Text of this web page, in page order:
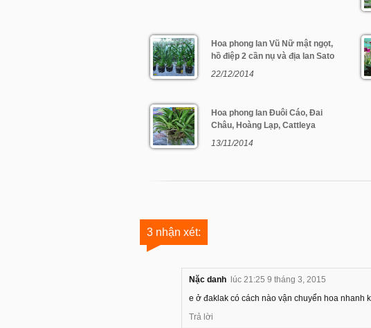
Hoa phong lan Vũ Nữ mật ngọt,
hồ điệp 2 cần nụ và địa lan Sato
22/12/2014
Hoa phong lan Đuôi Cáo, Đai
Châu, Hoàng Lạp, Cattleya
13/11/2014
3 nhận xét:
Nặc danh
lúc 21:25 9 tháng 3, 2015
e ở đaklak có cách nào vận chuyển hoa nhanh
Trả lời